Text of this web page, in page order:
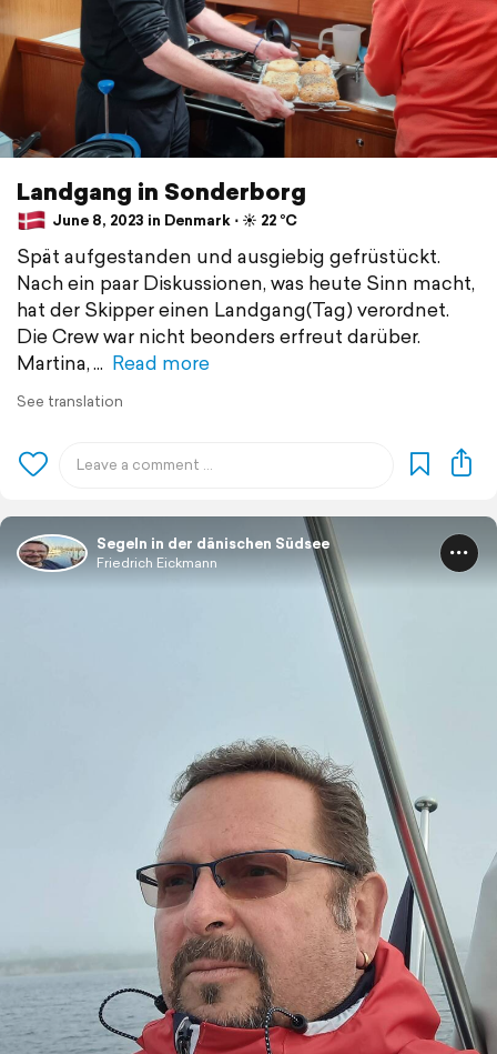
Landgang in Sonderborg
June 8, 2023 in Denmark ⋅ ☀️ 22 °C
Spät aufgestanden und ausgiebig gefrüstückt.
Nach ein paar Diskussionen, was heute Sinn macht,
hat der Skipper einen Landgang(Tag) verordnet.
Die Crew war nicht beonders erfreut darüber.
Martina,
Read more
See translation
Segeln in der dänischen Südsee
Friedrich Eickmann